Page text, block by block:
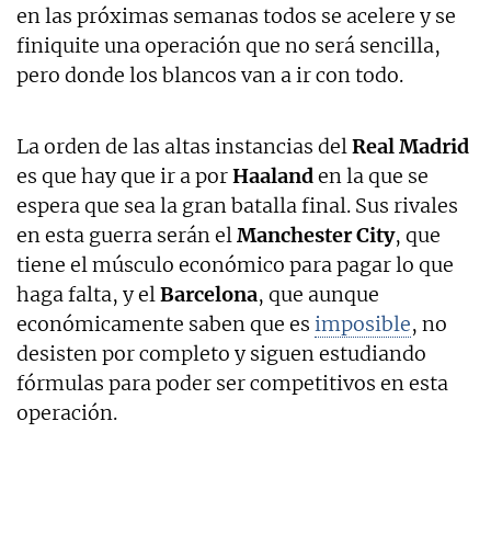
en las próximas semanas todos se acelere y se
finiquite una operación que no será sencilla,
pero donde los blancos van a ir con todo.
La orden de las altas instancias delReal Madrid
es que hay que ir a porHaalanden la que se
espera que sea la gran batalla final. Sus rivales
en esta guerra serán elManchester City, que
tiene el músculo económico para pagar lo que
haga falta, y elBarcelona, que aunque
económicamente saben que es imposible, no
desisten por completo y siguen estudiando
fórmulas para poder ser competitivos en esta
operación.